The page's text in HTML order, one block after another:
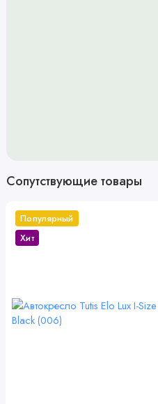
амортизации делает
дорожном покрытии,
плавный ход коляски.
бордюрами или камнями,
того, они дополняют
свободно вращаются, что
необходимое и защитит вещи
Антимоскитная сетка
Сумка для мамы
Подстаканник
Сопутствующие товары
Популярный
Хит